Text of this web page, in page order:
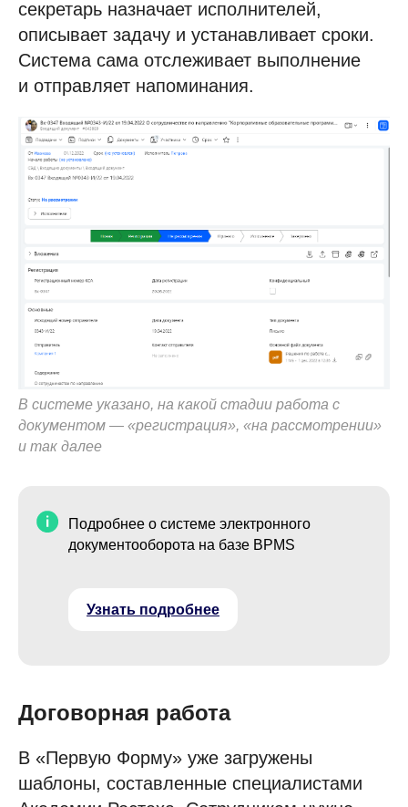
секретарь назначает исполнителей,
описывает задачу и устанавливает сроки.
Система сама отслеживает выполнение
и отправляет напоминания.
В системе указано, на какой стадии работа с
документом — «регистрация», «на рассмотрении»
и так далее
Подробнее о системе электронного
документооборота на базе BPMS
Узнать подробнее
Договорная работа
В «Первую Форму» уже загружены
шаблоны, составленные специалистами